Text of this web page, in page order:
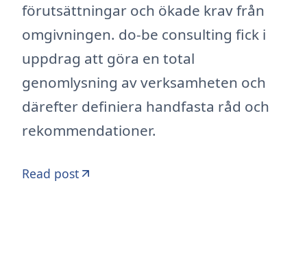
förutsättningar och ökade krav från
omgivningen. do-be consulting fick i
uppdrag att göra en total
genomlysning av verksamheten och
därefter definiera handfasta råd och
rekommendationer.
Read post